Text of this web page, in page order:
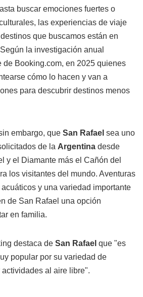
buscar emociones fuertes o
las experiencias de viaje
que buscamos están en
la investigación anual
de Booking.com, en 2025 quienes
cómo lo hacen y van a
para descubrir destinos menos
embargo, que San Rafael sea uno
de la Argentina desde
y el Diamante más el Cañón del
los visitantes del mundo. Aventuras
y una variedad importante
de San Rafael una opción
en familia.
destaca de San Rafael que "es
popular por su variedad de
al aire libre".